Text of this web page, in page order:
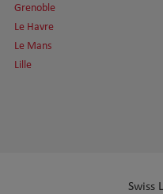
Grenoble
Le Havre
Le Mans
Lille
Swiss